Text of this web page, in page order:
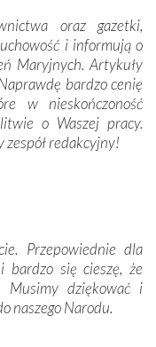
wizjonerów – Łucji
i Franciszka Marto.
Drogę
odwiedziliśmy
świece
na każdym kroku
otwartością
ludową sztukę i
od siebie bardzo
się obco.
Boża, ale też
w naszej
oraz gazetki,
i informują o
Maryjnych. Artykuły
bardzo cenię
w nieskończoność
o Waszej pracy.
zespół redakcyjny!
Przepowiednie dla
bardzo się cieszę, że
dziękować i
naszego Narodu.